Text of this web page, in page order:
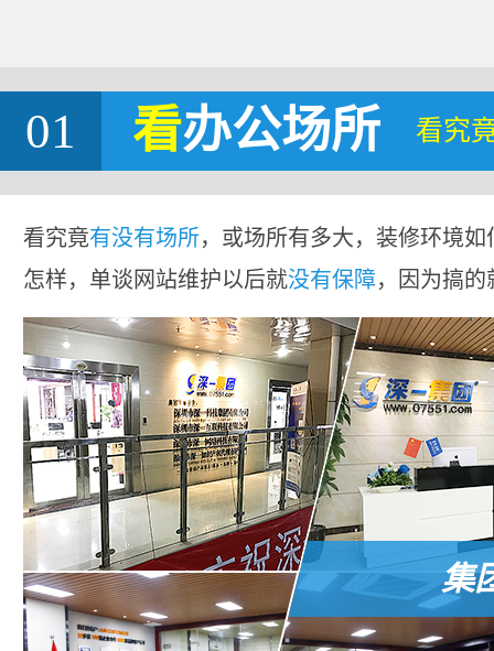
01 看办公场所 看究
看究竟有没有场所，或场所有多大，装修环境
怎样，单谈网站维护以后就没有保障，因为搞
集